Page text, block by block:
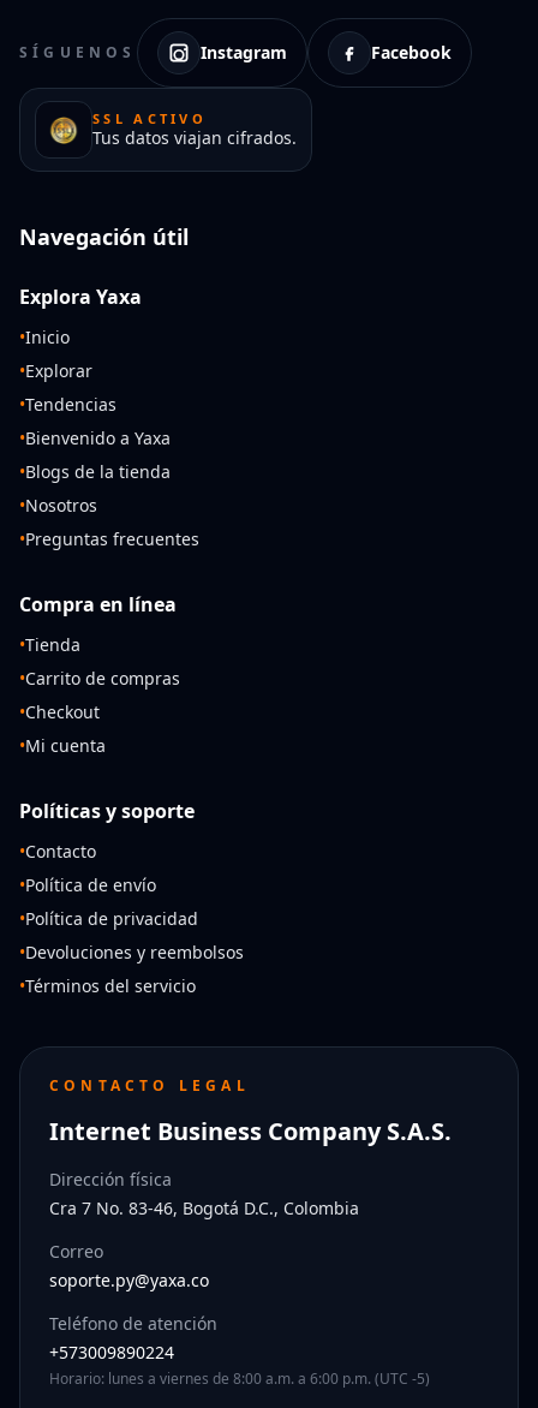
SÍGUENOS Instagram Facebook
SSL ACTIVO
Tus datos viajan cifrados.
Navegación útil
Explora Yaxa
•Inicio
•Explorar
•Tendencias
•Bienvenido a Yaxa
•Blogs de la tienda
•Nosotros
•Preguntas frecuentes
Compra en línea
•Tienda
•Carrito de compras
•Checkout
•Mi cuenta
Políticas y soporte
•Contacto
•Política de envío
•Política de privacidad
•Devoluciones y reembolsos
•Términos del servicio
CONTACTO LEGAL
Internet Business Company S.A.S.
Dirección física
Cra 7 No. 83-46, Bogotá D.C., Colombia
Correo
soporte.py@yaxa.co
Teléfono de atención
+573009890224
Horario: lunes a viernes de 8:00 a.m. a 6:00 p.m. (UTC -5)